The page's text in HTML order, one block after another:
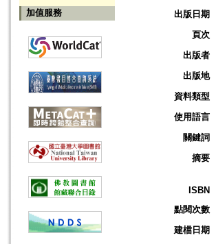
加值服務
出版日期
頁次
出版者
出版地
資料類型
使用語言
關鍵詞
摘要
ISBN
點閱次數
建檔日期